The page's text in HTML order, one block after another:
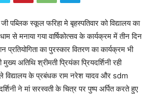
पब्लिक स्कूल फरिहा मे बृहस्पतिवार को विद्यालय का
से मनाया गया वार्षिकोत्सव के कार्यक्रम में तीन दिन
प्रतियोगिता का पुरस्कार वितरण का कार्यक्रम भी
अतिथि श्रीमती प्रियंका प्रियदर्शिनी रही
विद्यालय के प्रबंधक राम नरेश यादव और sdm
ने मां सरस्वती के चित्र पर पुष्प अर्पित करते हुए